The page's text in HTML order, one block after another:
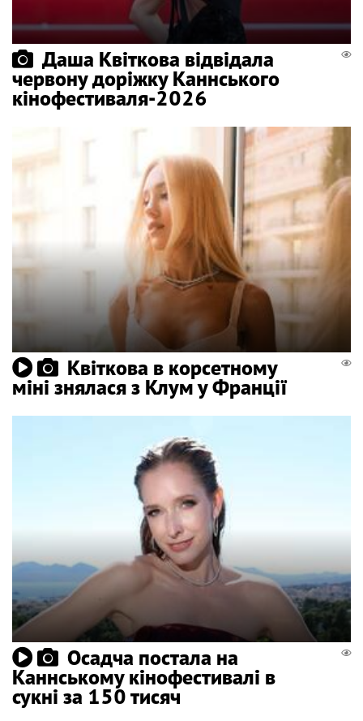
Даша Квіткова відвідала
червону доріжку Каннського
кінофестиваля-2026
Квіткова в корсетному
міні знялася з Клум у Франції
Осадча постала на
Каннському кінофестивалі в
сукні за 150 тисяч